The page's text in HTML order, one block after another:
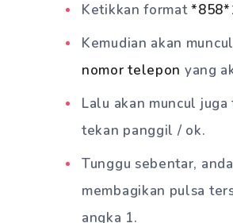
Ketikkan format
Kemudian akan
nomor telepon yang
Lalu akan muncul
tekan panggil / ok.
Tunggu sebentar,
membagikan pulsa
angka 1.